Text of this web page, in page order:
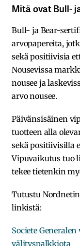
Mitä ovat Bull-
Bull- ja Bear-
arvopapereita,
sekä positiivisia
Nousevissa
nousee ja
arvo nousee.
Päivänsisäinen
tuotteen alla
sekä positiivisilla
Vipuvaikutus tuo
tekee tietenkin
Tutustu
linkistä:
Societe
välityspalkkiota